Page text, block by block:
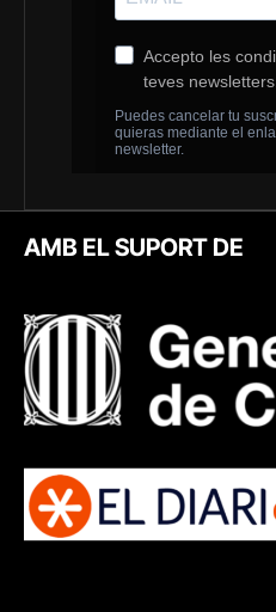
AMB EL SUPORT DE